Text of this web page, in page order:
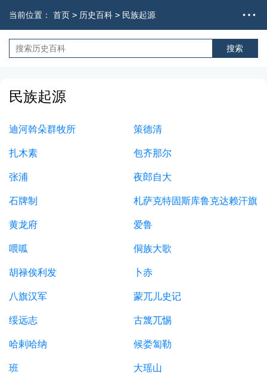
当前位置： 首页 > 历史百科 > 民族起源
民族起源
迪河斡朵群牧所 策德清
扎木素 包齐那尔
张浦 夜郎自大
石牌制 札萨克特固斯库鲁克达赖汗旗
黄龙府 爱鲁
喂呱 侗族大歌
胡禄俟利发 卜赤
八旗汉军 蒙兀儿史记
绥远志 古篾兀惕
哈剌哈纳 候娄匐勒
班 大瑶山